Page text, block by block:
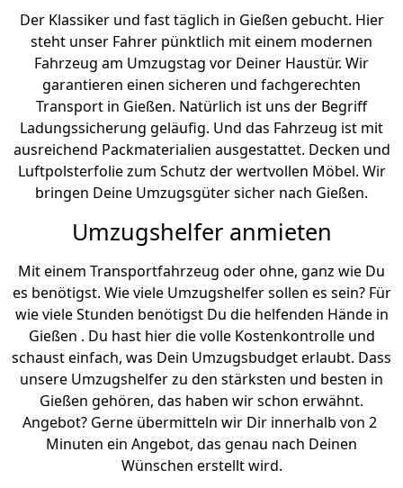
Der Klassiker und fast täglich in Gießen gebucht. Hier
steht unser Fahrer pünktlich mit einem modernen
Fahrzeug am Umzugstag vor Deiner Haustür. Wir
garantieren einen sicheren und fachgerechten
Transport in Gießen. Natürlich ist uns der Begriff
Ladungssicherung geläufig. Und das Fahrzeug ist mit
ausreichend Packmaterialien ausgestattet. Decken und
Luftpolsterfolie zum Schutz der wertvollen Möbel. Wir
bringen Deine Umzugsgüter sicher nach Gießen.
Umzugshelfer anmieten
Mit einem Transportfahrzeug oder ohne, ganz wie Du
es benötigst. Wie viele Umzugshelfer sollen es sein? Für
wie viele Stunden benötigst Du die helfenden Hände in
Gießen . Du hast hier die volle Kostenkontrolle und
schaust einfach, was Dein Umzugsbudget erlaubt. Dass
unsere Umzugshelfer zu den stärksten und besten in
Gießen gehören, das haben wir schon erwähnt.
Angebot? Gerne übermitteln wir Dir innerhalb von 2
Minuten ein Angebot, das genau nach Deinen
Wünschen erstellt wird.